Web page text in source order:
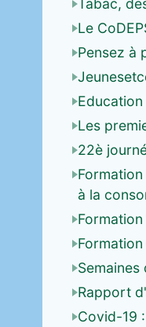
Tabac,
Le
Pensez à
Les
22è
à la
Semaines
Rapport
Covid-19